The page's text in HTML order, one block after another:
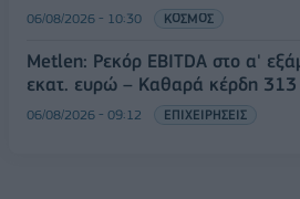
06/08/2026 - 10:30 ΚΟΣΜΟΣ
Metlen: Ρεκόρ EBITDA στο α'
εκατ. ευρώ – Καθαρά κέρδη
06/08/2026 - 09:12 ΕΠΙΧΕΙΡΗΣΕΙΣ